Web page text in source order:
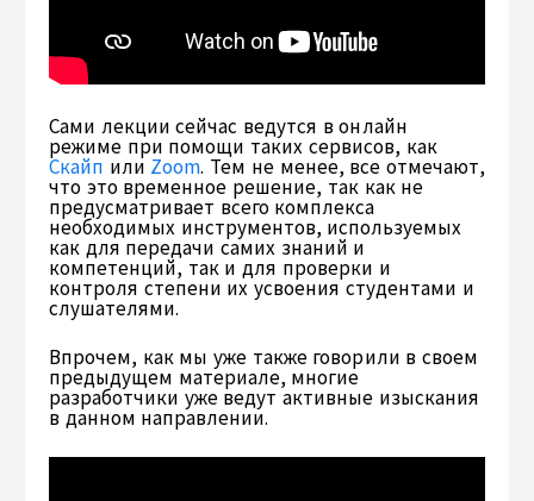
Сами лекции сейчас ведутся в онлайн
режиме при помощи таких сервисов, как
Скайп или Zoom. Тем не менее, все отмечают,
что это временное решение, так как не
предусматривает всего комплекса
необходимых инструментов, используемых
как для передачи самих знаний и
компетенций, так и для проверки и
контроля степени их усвоения студентами и
слушателями.
Впрочем, как мы уже также говорили в своем
предыдущем материале, многие
разработчики уже ведут активные изыскания
в данном направлении.